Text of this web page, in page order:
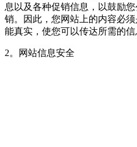
息以及各种促销信息，以鼓励
销。因此，您网站上的内容必
能真实，使您可以传达所需的信
2。网站信息安全